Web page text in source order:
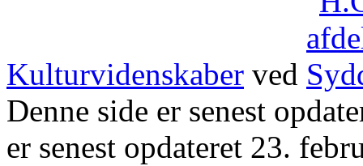
Kulturvidenskaber ved
Denne side er senest
er senest opdateret 23.